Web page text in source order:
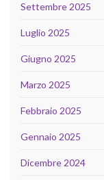
Settembre 2025
Luglio 2025
Giugno 2025
Marzo 2025
Febbraio 2025
Gennaio 2025
Dicembre 2024